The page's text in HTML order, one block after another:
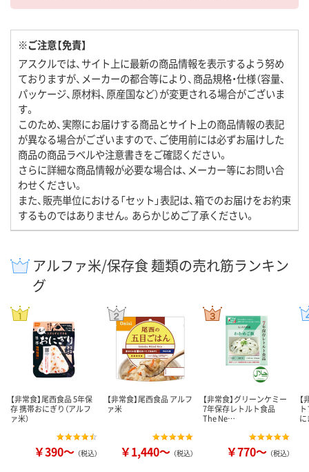
※ご注意【免責】
アスクルでは、サイト上に最新の商品情報を表示するよう努め
ておりますが、メーカーの都合等により、商品規格・仕様（容量、
パッケージ、原材料、原産国など）が変更される場合がございま
す。
このため、実際にお届けする商品とサイト上の商品情報の表記
が異なる場合がございますので、ご使用前には必ずお届けした
商品の商品ラベルや注意書きをご確認ください。
さらに詳細な商品情報が必要な場合は、メーカー等にお問い合
わせください。
また、販売単位における「セット」表記は、箱でのお届けをお約束
するものではありません。あらかじめご了承ください。
アルファ米/保存食 麺類の売れ筋ランキン
グ
【非常食】尾西食品 5年保
存 携帯おにぎり（アルフ
ァ米）
￥390～ （税込）
【非常食】尾西食品 アルフ
ァ米
￥1,440～ （税込）
【非常食】グリーンケミー
7年保存レトルト食品
The Ne…
￥770～ （税込）